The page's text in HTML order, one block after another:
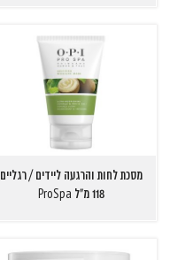
מסכת לחות והרגעה ליידים / רגליים
118 מ"ל ProSpa